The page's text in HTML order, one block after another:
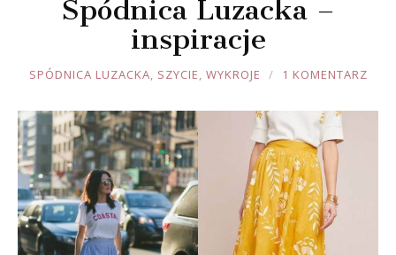
Spódnica Luzacka –
inspiracje
JOULE
SPÓDNICA LUZACKA, SZYCIE, WYKROJE 1 KOMENTARZ